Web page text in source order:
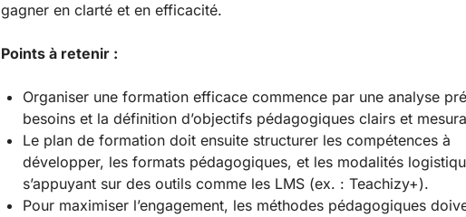
gagner en clarté et en efficacité.
Points à retenir :
Organiser une formation efficace commence par une analyse
besoins et la définition d’objectifs pédagogiques clairs et
Le plan de formation doit ensuite structurer les compétences à
développer, les formats pédagogiques, et les modalités
s’appuyant sur des outils comme les LMS (ex. : Teachizy+).
Pour maximiser l’engagement, les méthodes pédagogiques